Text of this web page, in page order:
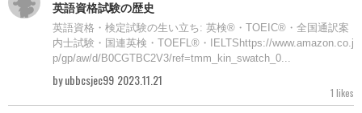
英語資格試験の歴史
英語資格・検定試験の生い立ち: 英検®・TOEIC®・全国通訳案
内士試験・国連英検・TOEFL®・IELTShttps://www.amazon.co.j
p/gp/aw/d/B0CGTBC2V3/ref=tmm_kin_swatch_0...
by ubbcsjec99 2023.11.21
1 likes